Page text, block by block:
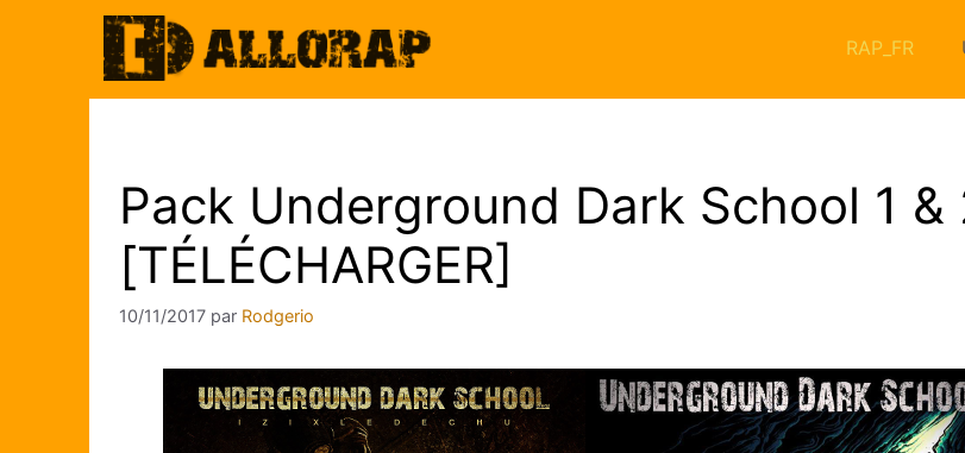
RAP_FR
Pack Underground Dark School 1 &
[TÉLÉCHARGER]
10/11/2017 par Rodgerio